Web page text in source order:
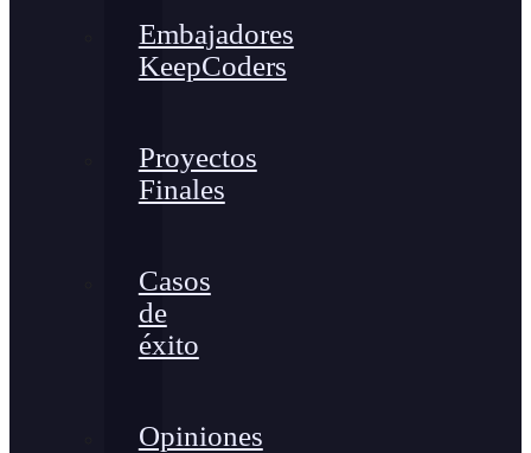
Embajadores
KeepCoders
Proyectos
Finales
Casos
de
éxito
Opiniones